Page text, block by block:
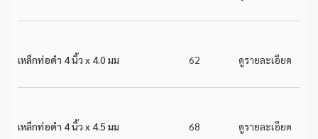
เหล็กท่อดำ 4 นิ้ว x 4.0 มม 62 ดูรายละเอียด
เหล็กท่อดำ 4 นิ้ว x 4.5 มม 68 ดูรายละเอียด